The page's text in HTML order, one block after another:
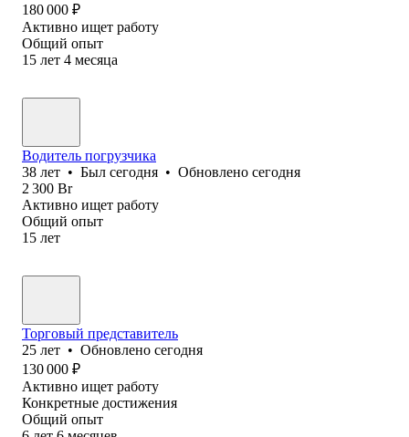
180 000 ₽
Активно ищет работу
Общий опыт
15 лет 4 месяца
Водитель погрузчика
38 лет • Был сегодня • Обновлено сегодня
2 300 Br
Активно ищет работу
Общий опыт
15 лет
Торговый представитель
25 лет • Обновлено сегодня
130 000 ₽
Активно ищет работу
Конкретные достижения
Общий опыт